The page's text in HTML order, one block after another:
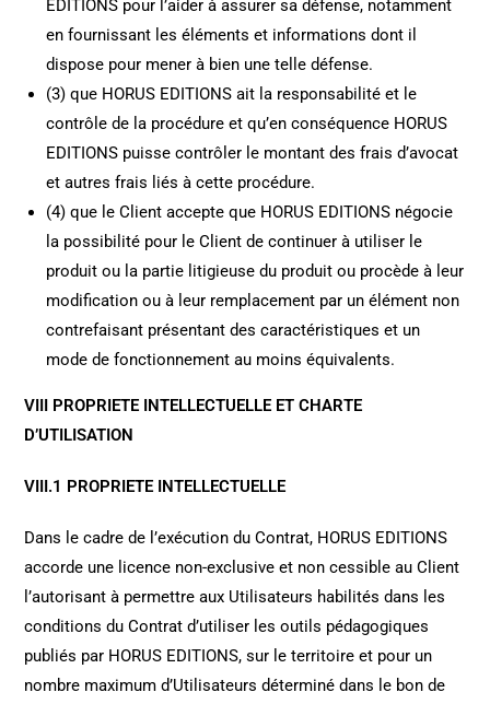
EDITIONS pour l’aider à assurer sa défense, notamment
en fournissant les éléments et informations dont il
dispose pour mener à bien une telle défense.
(3) que HORUS EDITIONS ait la responsabilité et le
contrôle de la procédure et qu’en conséquence HORUS
EDITIONS puisse contrôler le montant des frais d’avocat
et autres frais liés à cette procédure.
(4) que le Client accepte que HORUS EDITIONS négocie
la possibilité pour le Client de continuer à utiliser le
produit ou la partie litigieuse du produit ou procède à leur
modification ou à leur remplacement par un élément non
contrefaisant présentant des caractéristiques et un
mode de fonctionnement au moins équivalents.
VIII PROPRIETE INTELLECTUELLE ET CHARTE
D’UTILISATION
VIII.1 PROPRIETE INTELLECTUELLE
Dans le cadre de l’exécution du Contrat, HORUS EDITIONS
accorde une licence non-exclusive et non cessible au Client
l’autorisant à permettre aux Utilisateurs habilités dans les
conditions du Contrat d’utiliser les outils pédagogiques
publiés par HORUS EDITIONS, sur le territoire et pour un
nombre maximum d’Utilisateurs déterminé dans le bon de